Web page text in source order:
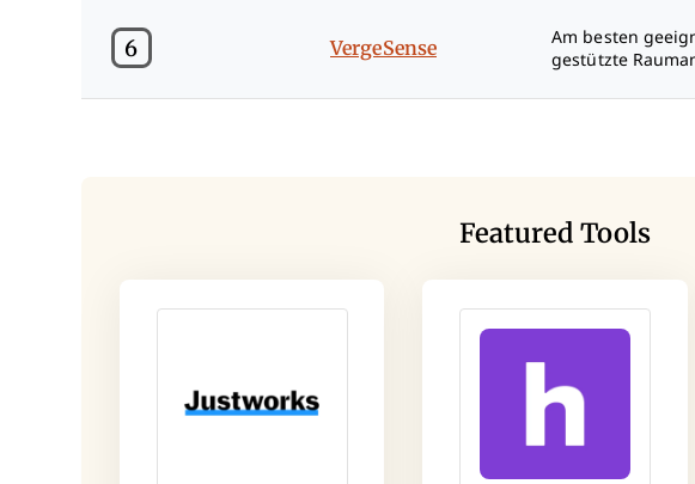
6 VergeSense
Am besten
gestützte
Featured Tools